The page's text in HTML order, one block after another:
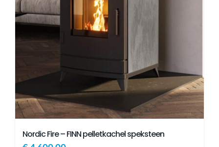
Nordic Fire – FINN pelletkachel speksteen